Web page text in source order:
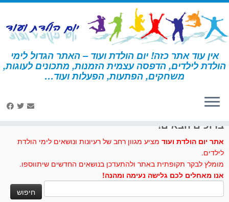
דלג
לתוכן
אין עוד אתר כזה! יום הולדת ועוד – האתר הגדול לימי
הולדת לילדים, הדפסה עצמית הזמנות, מתכונים לעוגות,
משחקים, הפתעות, הפעלות ועוד… דף הבית » יצירה » עציץ פרחים להדפסה והרכבה
ברוכים הבאים!
אתר יום הולדת ועוד מציע מגוון רחב של רעיונות ונושאים לימי הולדת
לילדים.
מומלץ לבקר תקופתית באתר ולהתעדכן בנושאים החדשים שיתווספו.
אנו מאחלים לכם גלישה נעימה ומהנה!